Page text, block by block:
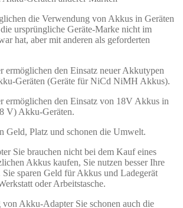
die Verwendung von Akkus in Geräten
ursprüngliche Geräte-Marke nicht im
hat, aber mit anderen als geforderten
ermöglichen den Einsatz neuer Akkutypen
Geräten (Geräte für NiCd NiMH Akkus).
ermöglichen den Einsatz von 18V Akkus in
V) Akku-Geräten.
Geld, Platz und schonen die Umwelt.
Sie brauchen nicht bei dem Kauf eines
Akkus kaufen, Sie nutzen besser Ihre
sparen Geld für Akkus und Ladegerät
oder Arbeitstasche.
Akku-Adapter Sie schonen auch die